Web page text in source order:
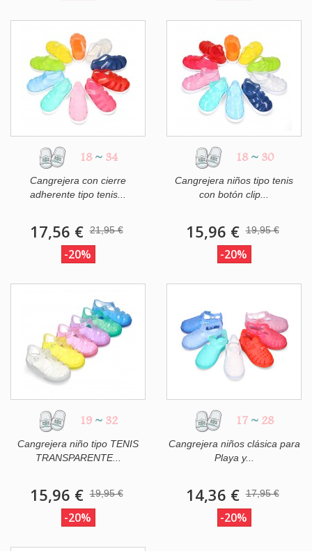
18 ~ 34
Cangrejera con cierre
adherente tipo tenis...
17,56 € 21,95 €
-20%
18 ~ 30
Cangrejera niños tipo tenis
con botón clip...
15,96 € 19,95 €
-20%
19 ~ 32
Cangrejera niño tipo TENIS
TRANSPARENTE...
15,96 € 19,95 €
-20%
17 ~ 28
Cangrejera niños clásica para
Playa y...
14,36 € 17,95 €
-20%